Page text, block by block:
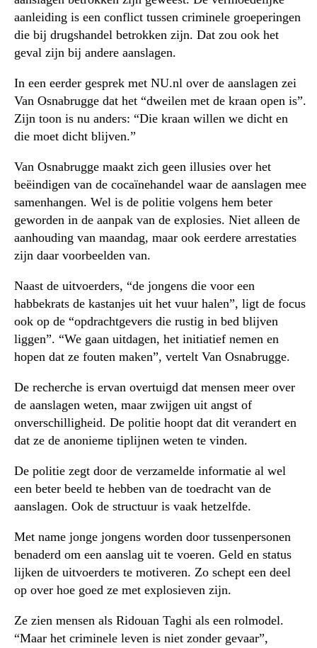
aanleiding is een conflict tussen criminele groeperingen
die bij drugshandel betrokken zijn. Dat zou ook het
geval zijn bij andere aanslagen.
In een eerder gesprek met NU.nl over de aanslagen zei
Van Osnabrugge dat het “dweilen met de kraan open is”.
Zijn toon is nu anders: “Die kraan willen we dicht en
die moet dicht blijven.”
Van Osnabrugge maakt zich geen illusies over het
beëindigen van de cocaïnehandel waar de aanslagen mee
samenhangen. Wel is de politie volgens hem beter
geworden in de aanpak van de explosies. Niet alleen de
aanhouding van maandag, maar ook eerdere arrestaties
zijn daar voorbeelden van.
Naast de uitvoerders, “de jongens die voor een
habbekrats de kastanjes uit het vuur halen”, ligt de focus
ook op de “opdrachtgevers die rustig in bed blijven
liggen”. “We gaan uitdagen, het initiatief nemen en
hopen dat ze fouten maken”, vertelt Van Osnabrugge.
De recherche is ervan overtuigd dat mensen meer over
de aanslagen weten, maar zwijgen uit angst of
onverschilligheid. De politie hoopt dat dit verandert en
dat ze de anonieme tiplijnen weten te vinden.
De politie zegt door de verzamelde informatie al wel
een beter beeld te hebben van de toedracht van de
aanslagen. Ook de structuur is vaak hetzelfde.
Met name jonge jongens worden door tussenpersonen
benaderd om een aanslag uit te voeren. Geld en status
lijken de uitvoerders te motiveren. Zo schept een deel
op over hoe goed ze met explosieven zijn.
Ze zien mensen als Ridouan Taghi als een rolmodel.
“Maar het criminele leven is niet zonder gevaar”,